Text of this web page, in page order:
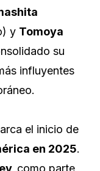
y Tomoya
su
influyentes
el inicio de
en 2025.
como parte